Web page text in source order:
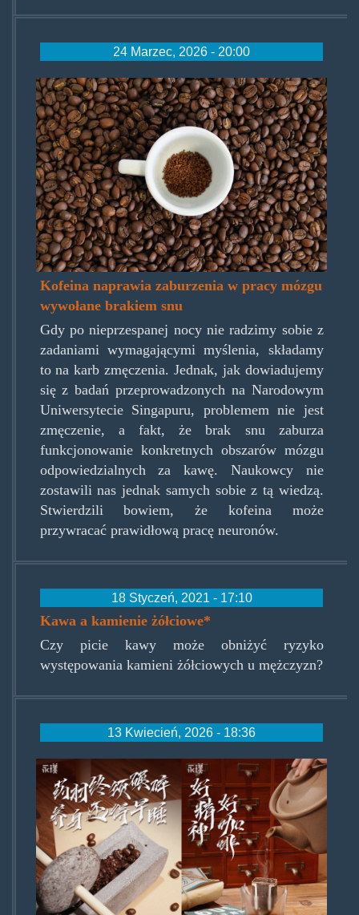
24 Marzec, 2026 - 20:00
coffeebasic.jpg
Kofeina naprawia zaburzenia w pracy mózgu
wywołane brakiem snu
Gdy po nieprzespanej nocy nie radzimy sobie z
zadaniami wymagającymi myślenia, składamy
to na karb zmęczenia. Jednak, jak dowiadujemy
się z badań przeprowadzonych na Narodowym
Uniwersytecie Singapuru, problemem nie jest
zmęczenie, a fakt, że brak snu zaburza
funkcjonowanie konkretnych obszarów mózgu
odpowiedzialnych za kawę. Naukowcy nie
zostawili nas jednak samych sobie z tą wiedzą.
Stwierdzili bowiem, że kofeina może
przywracać prawidłową pracę neuronów.
18 Styczeń, 2021 - 17:10
Kawa a kamienie żółciowe*
Czy picie kawy może obniżyć ryzyko
występowania kamieni żółciowych u mężczyzn?
13 Kwiecień, 2026 - 18:36
yongpu-
cover.jpg